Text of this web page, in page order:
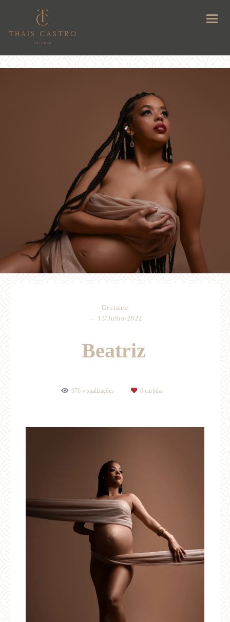
Gestante
13/Julho/2022
Beatriz
976 visualizações 0 curtidas